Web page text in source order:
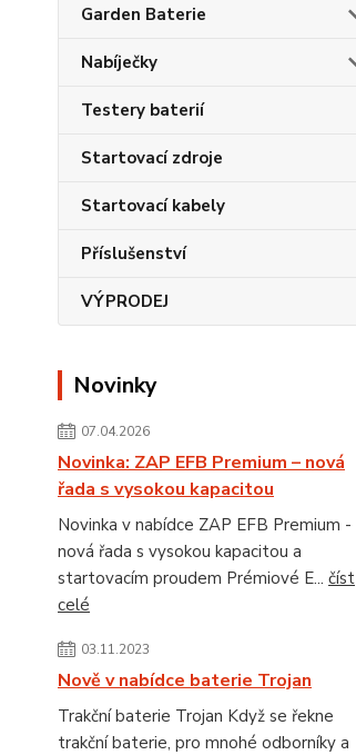
Garden Baterie
Nabíječky
Testery baterií
Startovací zdroje
Startovací kabely
Příslušenství
VÝPRODEJ
Novinky
07.04.2026
Novinka: ZAP EFB Premium – nová
řada s vysokou kapacitou
Novinka v nabídce ZAP EFB Premium -
nová řada s vysokou kapacitou a
startovacím proudem Prémiové E... číst
celé
03.11.2023
Nově v nabídce baterie Trojan
Trakční baterie Trojan Když se řekne
trakční baterie, pro mnohé odborníky a